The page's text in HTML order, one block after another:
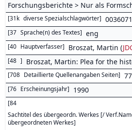
Forschungsberichte > Nur als
[31k diverse Spezialschlagwörter]
[37 Sprache(n) des Textes] eng
[40 Hauptverfasser] Broszat, Martin (
[48 ] Broszat, Martin: Plea for the
[708 Detaillierte Quellenangaben Seiten]
[76 Erscheinungsjahr] 1990
[84
Sachtitel des übergeordn. Werkes [/
übergeordneten Werkes]